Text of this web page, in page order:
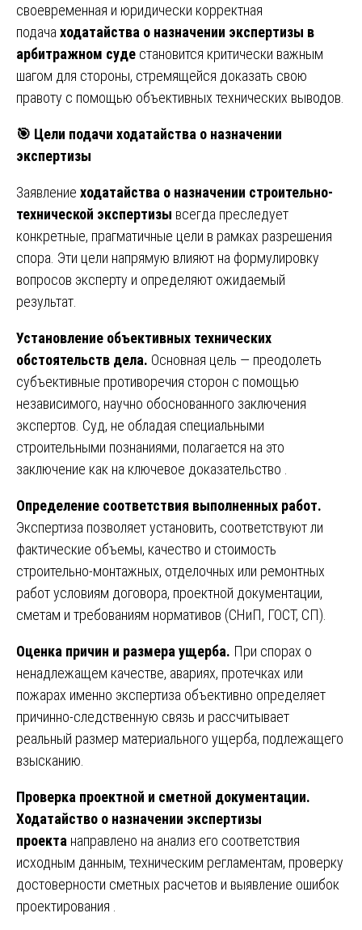
своевременная и юридически корректная
подача ходатайства о назначении экспертизы в
арбитражном суде становится критически важным
шагом для стороны, стремящейся доказать свою
правоту с помощью объективных технических выводов.
🎯 Цели подачи ходатайства о назначении
экспертизы
Заявление ходатайства о назначении строительно-
технической экспертизы всегда преследует
конкретные, прагматичные цели в рамках разрешения
спора. Эти цели напрямую влияют на формулировку
вопросов эксперту и определяют ожидаемый
результат.
Установление объективных технических
обстоятельств дела. Основная цель — преодолеть
субъективные противоречия сторон с помощью
независимого, научно обоснованного заключения
экспертов. Суд, не обладая специальными
строительными познаниями, полагается на это
заключение как на ключевое доказательство .
Определение соответствия выполненных работ.
Экспертиза позволяет установить, соответствуют ли
фактические объемы, качество и стоимость
строительно-монтажных, отделочных или ремонтных
работ условиям договора, проектной документации,
сметам и требованиям нормативов (СНиП, ГОСТ, СП).
Оценка причин и размера ущерба. При спорах о
ненадлежащем качестве, авариях, протечках или
пожарах именно экспертиза объективно определяет
причинно-следственную связь и рассчитывает
реальный размер материального ущерба, подлежащего
взысканию.
Проверка проектной и сметной документации.
Ходатайство о назначении экспертизы
проекта направлено на анализ его соответствия
исходным данным, техническим регламентам, проверку
достоверности сметных расчетов и выявление ошибок
проектирования .